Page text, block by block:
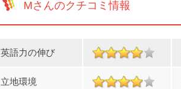
Mさんのクチコミ情報
英語力の伸び
立地環境